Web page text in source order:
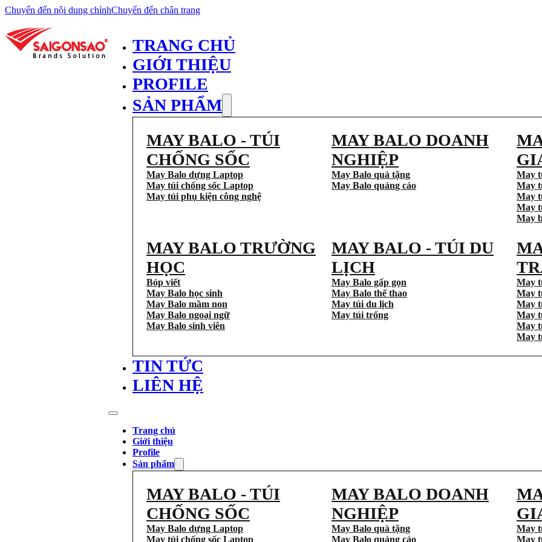
Chuyển đến nội dung chínhChuyển đến chân trang
TRANG CHỦ
GIỚI THIỆU
PROFILE
SẢN PHẨM
MAY BALO - TÚI
CHỐNG SỐC
May Balo dựng Laptop
May túi chống sốc Laptop
May túi phụ kiện công nghệ
MAY BALO DOANH
NGHIỆP
May Balo quà tặng
May Balo quảng cáo
May
May
May
May
May
MAY BALO TRƯỜNG
HỌC
Bóp viết
May Balo học sinh
May Balo mầm non
May Balo ngoại ngữ
May Balo sinh viên
MAY BALO - TÚI DU
LỊCH
May Balo gấp gọn
May Balo thể thao
May túi du lịch
May túi trống
May
May
May
May
May
May
TIN TỨC
LIÊN HỆ
Trang chủ
Giới thiệu
Profile
Sản phẩm
MAY BALO - TÚI
CHỐNG SỐC
May Balo dựng Laptop
May túi chống sốc Laptop
MAY BALO DOANH
NGHIỆP
May Balo quà tặng
May Balo quảng cáo
May
May